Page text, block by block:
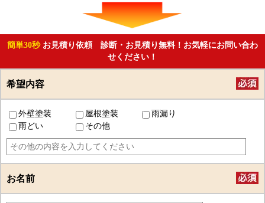
簡単30秒 お見積り依頼 診断・お見積り無料！お気軽にお問い合わ
せください！
希望内容
外壁塗装 屋根塗装
雨漏り
雨どい
その他
お名前